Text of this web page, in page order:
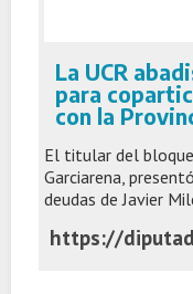
La UCR
para
con la
El titular del bloque
Garciarena,
deudas de Javier